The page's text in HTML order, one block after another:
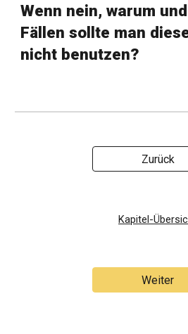
Wenn nein, warum
Fällen sollte man
nicht benutzen?
Zurück
Kapitel-
Weiter